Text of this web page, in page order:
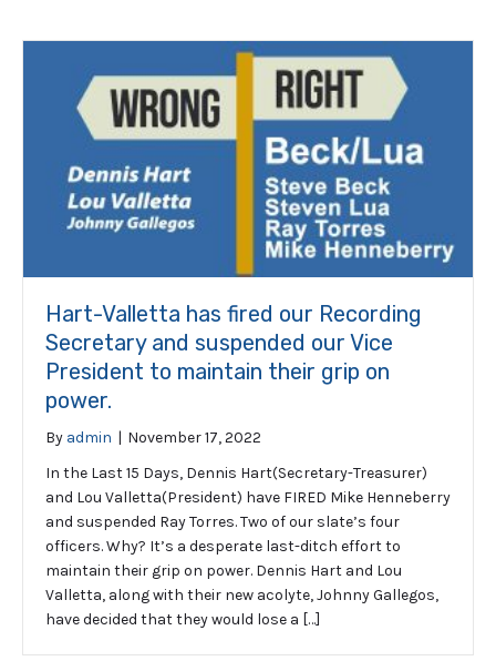
Hart-Valletta has fired our Recording
Secretary and suspended our Vice
President to maintain their grip on
power.
By admin | November 17, 2022
In the Last 15 Days, Dennis Hart(Secretary-Treasurer)
and Lou Valletta(President) have FIRED Mike Henneberry
and suspended Ray Torres. Two of our slate’s four
officers. Why? It’s a desperate last-ditch effort to
maintain their grip on power. Dennis Hart and Lou
Valletta, along with their new acolyte, Johnny Gallegos,
have decided that they would lose a […]